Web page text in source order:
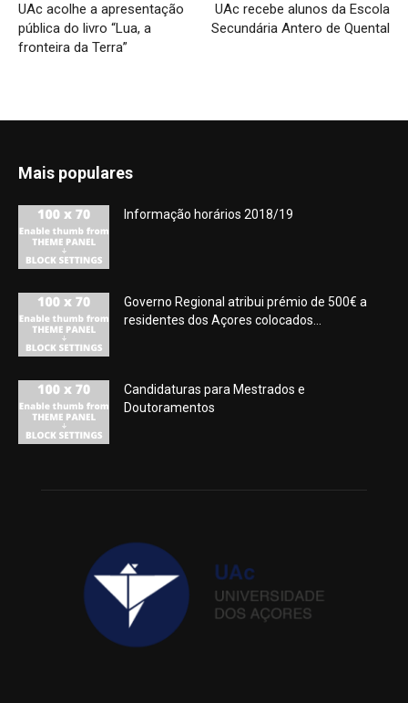
UAc acolhe a apresentação
pública do livro “Lua, a
fronteira da Terra”
UAc recebe alunos da Escola
Secundária Antero de Quental
Mais populares
Informação horários 2018/19
Governo Regional atribui prémio de 500€ a
residentes dos Açores colocados...
Candidaturas para Mestrados e
Doutoramentos